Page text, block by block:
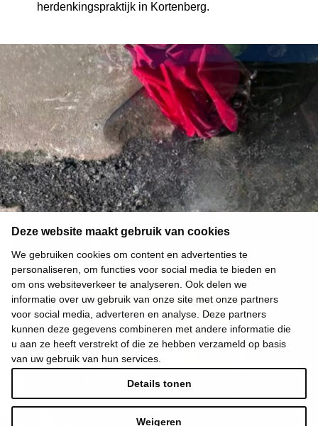
Deze website maakt gebruik van cookies
We gebruiken cookies om content en advertenties te
personaliseren, om functies voor social media te bieden en
om ons websiteverkeer te analyseren. Ook delen we
informatie over uw gebruik van onze site met onze partners
voor social media, adverteren en analyse. Deze partners
kunnen deze gegevens combineren met andere informatie die
u aan ze heeft verstrekt of die ze hebben verzameld op basis
van uw gebruik van hun services.
Weigeren
Details tonen
herdenkingspraktijk in Kortenberg.